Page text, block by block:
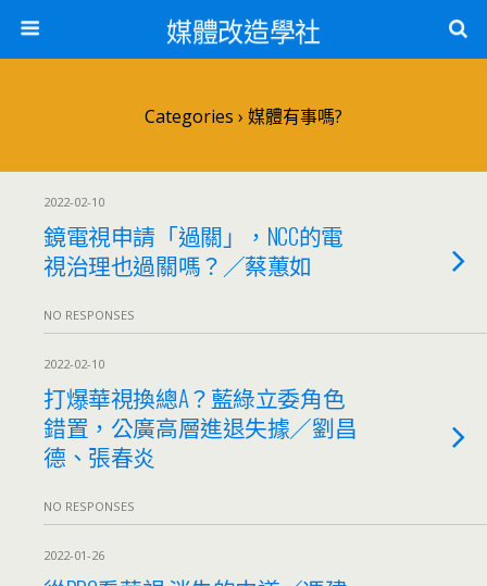
媒體改造學社
Categories › 媒體有事嗎?
2022-02-10
鏡電視申請「過關」，NCC的電
視治理也過關嗎？／蔡蕙如
NO RESPONSES
2022-02-10
打爆華視換總A？藍綠立委角色
錯置，公廣高層進退失據／劉昌
德、張春炎
NO RESPONSES
2022-01-26